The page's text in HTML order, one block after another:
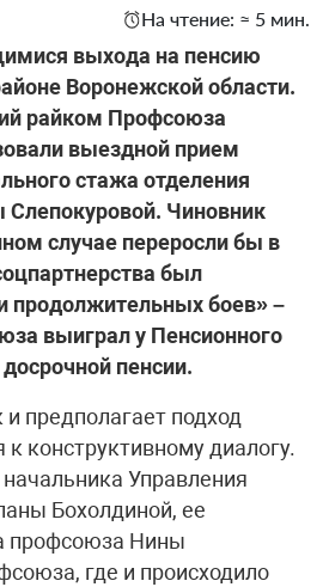
На чтение: ≈ 5 мин.
выхода на пенсию
Воронежской области.
райком Профсоюза
выездной прием
стажа отделения
Чиновник
случае переросли бы в
был
продолжительных боев» –
выиграл у Пенсионного
пенсии.
предполагает подход
конструктивному диалогу.
Управления
Бохолдиной, ее
профсоюза Нины
где и происходило